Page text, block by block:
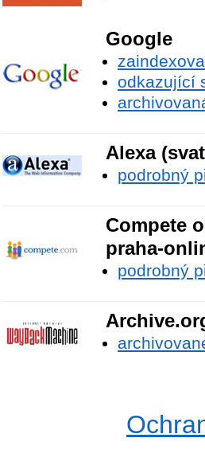
Google
odkazující
Alexa
podrobný
Compete
praha-
podrobný